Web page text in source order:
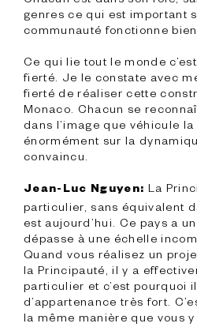
genres ce qui est important
communauté fonctionne bien.
Ce qui lie tout le monde
fierté. Je le constate avec
fierté de réaliser cette
Monaco. Chacun se
dans l’image que véhicule
énormément sur la
convaincu.
Jean-Luc Nguyen: La
particulier, sans équivalent
est aujourd’hui. Ce pays a
dépasse à une échelle
Quand vous réalisez un
la Principauté, il y a
particulier et c’est pourquoi
d’appartenance très fort.
la même manière que vous